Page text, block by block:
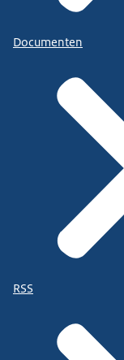
Documenten
RSS